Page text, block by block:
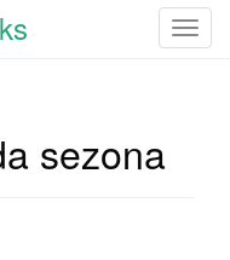
T
sezona